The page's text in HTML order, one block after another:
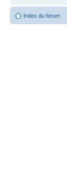
Index du forum